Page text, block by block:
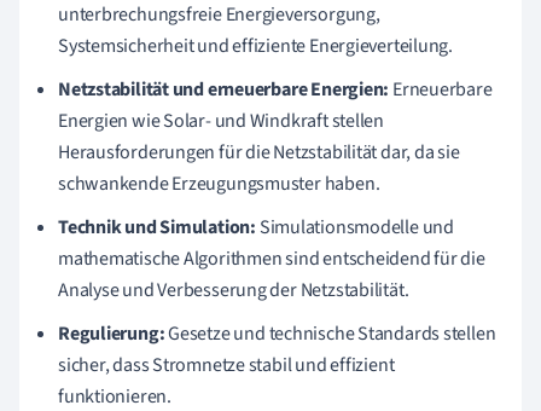
unterbrechungsfreie Energieversorgung,
Systemsicherheit und effiziente Energieverteilung.
Netzstabilität und erneuerbare Energien: Erneuerbare
Energien wie Solar- und Windkraft stellen
Herausforderungen für die Netzstabilität dar, da sie
schwankende Erzeugungsmuster haben.
Technik und Simulation: Simulationsmodelle und
mathematische Algorithmen sind entscheidend für die
Analyse und Verbesserung der Netzstabilität.
Regulierung:Gesetze und technische Standards stellen
sicher, dass Stromnetze stabil und effizient
funktionieren.